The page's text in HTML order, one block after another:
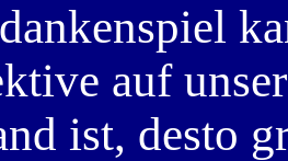
auf
ist, desto